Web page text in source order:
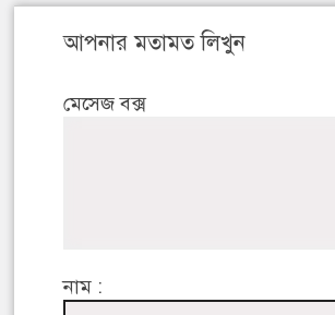
আপনার মতামত লিখুন
মেসেজ বক্স
নাম :